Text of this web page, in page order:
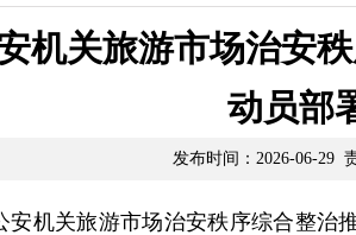
机关旅游市场治安
动员部
发布时间：2026-06-29
机关旅游市场治安秩序综合整